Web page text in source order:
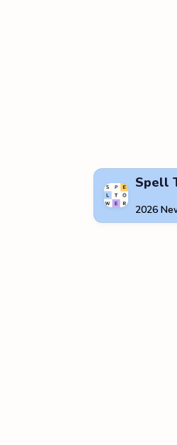
Spell
2026